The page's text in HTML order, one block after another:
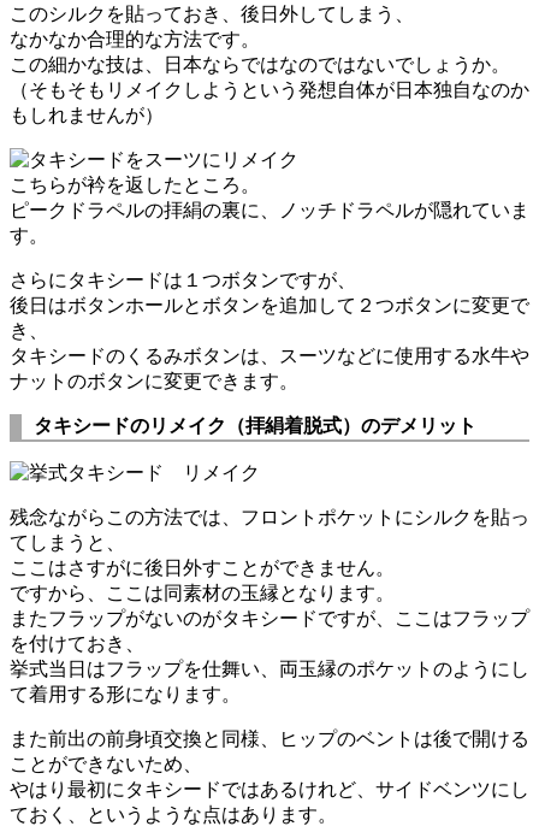
このシルクを貼っておき、後日外してしまう、
なかなか合理的な方法です。
この細かな技は、日本ならではなのではないでしょうか。
（そもそもリメイクしようという発想自体が日本独自なのか
もしれませんが）
こちらが衿を返したところ。
ピークドラペルの拝絹の裏に、ノッチドラペルが隠れていま
す。
さらにタキシードは１つボタンですが、
後日はボタンホールとボタンを追加して２つボタンに変更で
き、
タキシードのくるみボタンは、スーツなどに使用する水牛や
ナットのボタンに変更できます。
タキシードのリメイク（拝絹着脱式）のデメリット
残念ながらこの方法では、フロントポケットにシルクを貼っ
てしまうと、
ここはさすがに後日外すことができません。
ですから、ここは同素材の玉縁となります。
またフラップがないのがタキシードですが、ここはフラップ
を付けておき、
挙式当日はフラップを仕舞い、両玉縁のポケットのようにし
て着用する形になります。
また前出の前身頃交換と同様、ヒップのベントは後で開ける
ことができないため、
やはり最初にタキシードではあるけれど、サイドベンツにし
ておく、というような点はあります。